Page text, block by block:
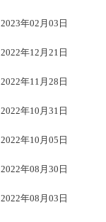
2023年02月03日
2022年12月21日
2022年11月28日
2022年10月31日
2022年10月05日
2022年08月30日
2022年08月03日